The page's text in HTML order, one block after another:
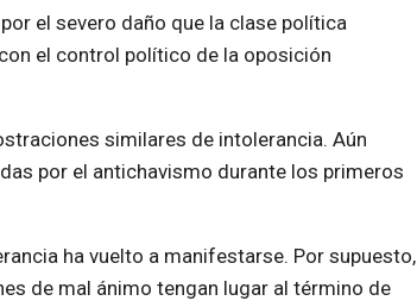
el severo daño que la clase política
el control político de la oposición
similares de intolerancia. Aún
por el antichavismo durante los primeros
ha vuelto a manifestarse. Por supuesto,
de mal ánimo tengan lugar al término de